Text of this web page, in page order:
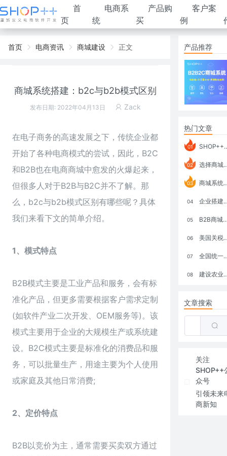
首
页
电商系
统
产品购
买
客户案
例
首页 电商资讯 商城建设 正文
商城系统搭建：b2c与b2b模式区别
发布日期: 2022年04月13日 Zack
在电子商务的高速发展之下，传统企业都
开始了各种电商模式的尝试，因此，B2C
和B2B也在电商商城中愈发的火爆起来，
但很多人对于B2B与B2C并不了解。那
么，b2c与b2b模式区别有哪些呢？具体
我们来看下文的简单介绍。
1、模式特点
B2B模式主要是工业产品和服务，会有标
准化产品，但更多需要根据客户需求定制
(如软件产业二次开发、OEM服务等)。该
模式主要用于企业的大规模生产或系统建
设。B2C模式主要是标准化的消费品和服
务，可以批量生产，用途主要为个人使用
或家庭及其他日常消费;
2、定价特点
B2B以竞价为主，通常需要买卖双方通过
产品推荐
热门文章
01 SHOP++ B2B2C V9.1 全新发布 新亮点
02 选择商城系统要考虑哪些问题？
03 商城系统如何打通跨境电商模式？
04 企业搭建积分商城系统要注意什么？
05 B2B商城系统搭建：开发语言、功能、优势分析
06 美国关税政策冲击全球电商格局：五大类平台受重创，转型与自救成关键
07 全国统一大市场：电商如何掘金新蓝海？
08 建设农业强国，网上商城来助力！
文章搜索
关注
SHOP++
众号
引领未来
商新知